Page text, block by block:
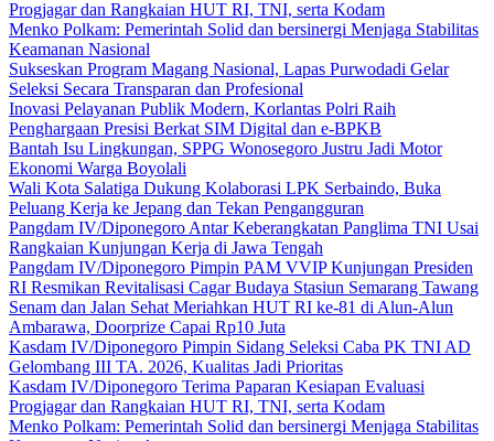
Progjagar dan Rangkaian HUT RI, TNI, serta Kodam
Menko Polkam: Pemerintah Solid dan bersinergi Menjaga Stabilitas
Keamanan Nasional
Sukseskan Program Magang Nasional, Lapas Purwodadi Gelar
Seleksi Secara Transparan dan Profesional
Inovasi Pelayanan Publik Modern, Korlantas Polri Raih
Penghargaan Presisi Berkat SIM Digital dan e-BPKB
Bantah Isu Lingkungan, SPPG Wonosegoro Justru Jadi Motor
Ekonomi Warga Boyolali
Wali Kota Salatiga Dukung Kolaborasi LPK Serbaindo, Buka
Peluang Kerja ke Jepang dan Tekan Pengangguran
Pangdam IV/Diponegoro Antar Keberangkatan Panglima TNI Usai
Rangkaian Kunjungan Kerja di Jawa Tengah
Pangdam IV/Diponegoro Pimpin PAM VVIP Kunjungan Presiden
RI Resmikan Revitalisasi Cagar Budaya Stasiun Semarang Tawang
Senam dan Jalan Sehat Meriahkan HUT RI ke-81 di Alun-Alun
Ambarawa, Doorprize Capai Rp10 Juta
Kasdam IV/Diponegoro Pimpin Sidang Seleksi Caba PK TNI AD
Gelombang III TA. 2026, Kualitas Jadi Prioritas
Kasdam IV/Diponegoro Terima Paparan Kesiapan Evaluasi
Progjagar dan Rangkaian HUT RI, TNI, serta Kodam
Menko Polkam: Pemerintah Solid dan bersinergi Menjaga Stabilitas